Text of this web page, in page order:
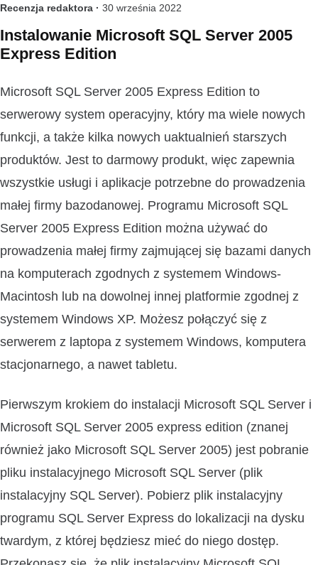
Recenzja redaktora · 30 września 2022
Instalowanie Microsoft SQL Server 2005
Express Edition
Microsoft SQL Server 2005 Express Edition to
serwerowy system operacyjny, który ma wiele nowych
funkcji, a także kilka nowych uaktualnień starszych
produktów. Jest to darmowy produkt, więc zapewnia
wszystkie usługi i aplikacje potrzebne do prowadzenia
małej firmy bazodanowej. Programu Microsoft SQL
Server 2005 Express Edition można używać do
prowadzenia małej firmy zajmującej się bazami danych
na komputerach zgodnych z systemem Windows-
Macintosh lub na dowolnej innej platformie zgodnej z
systemem Windows XP. Możesz połączyć się z
serwerem z laptopa z systemem Windows, komputera
stacjonarnego, a nawet tabletu.
Pierwszym krokiem do instalacji Microsoft SQL Server i
Microsoft SQL Server 2005 express edition (znanej
również jako Microsoft SQL Server 2005) jest pobranie
pliku instalacyjnego Microsoft SQL Server (plik
instalacyjny SQL Server). Pobierz plik instalacyjny
programu SQL Server Express do lokalizacji na dysku
twardym, z której będziesz mieć do niego dostęp.